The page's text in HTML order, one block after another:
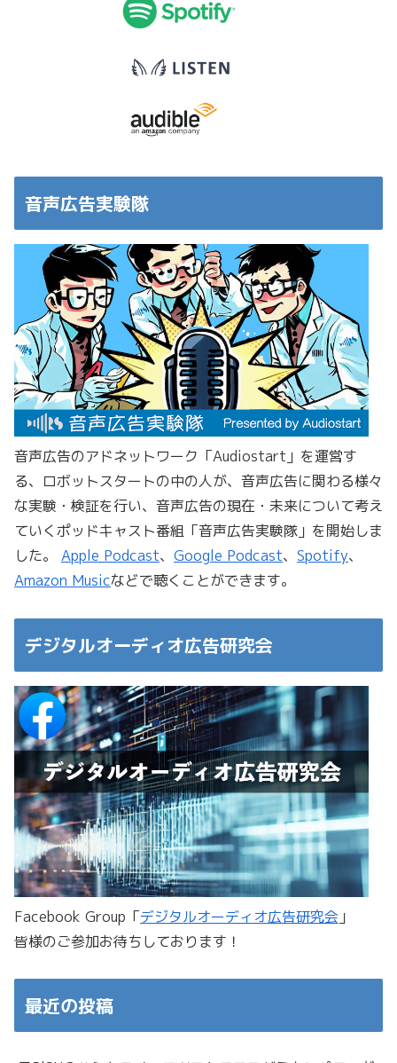
音声広告実験隊
音声広告のアドネットワーク「Audiostart」を運営す
る、ロボットスタートの中の人が、音声広告に関わる様々
な実験・検証を行い、音声広告の現在・未来について考え
ていくポッドキャスト番組「音声広告実験隊」を開始しま
した。 Apple Podcast、 Google Podcast、 Spotify、
Amazon Musicなどで聴くことができます。
デジタルオーディオ広告研究会
Facebook Group「デジタルオーディオ広告研究会 」
皆様のご参加お待ちしております！
最近の投稿